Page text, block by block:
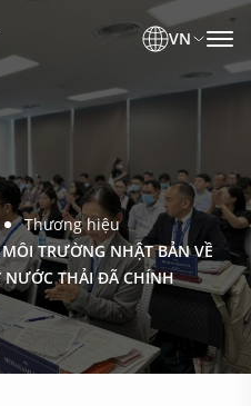
VN
Thương hiệu
TRƯỜNG NHẬT BẢN VỀ
NƯỚC THẢI ĐÃ CHÍNH